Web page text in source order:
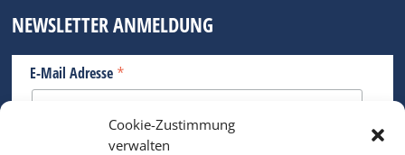
Cookie-Zustimmung
verwalten
NEWSLETTER ANMELDUNG
E-Mail Adresse *
Bitte geben Sie Ihre E-Mail Adresse ein.